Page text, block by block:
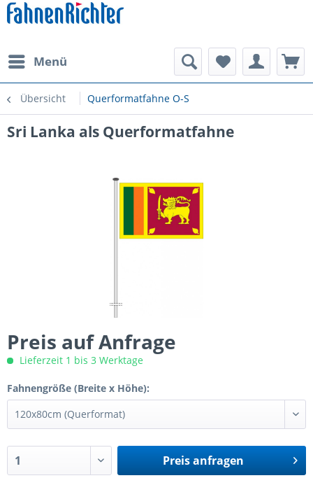
Menü
Übersicht Querformatfahne O-S
Sri Lanka als Querformatfahne
Preis auf Anfrage
Lieferzeit 1 bis 3 Werktage
Fahnengröße (Breite x Höhe):
Preis anfragen